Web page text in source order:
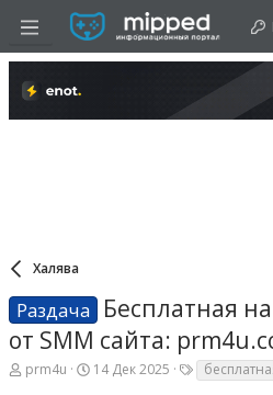
Халява
Раздача
Бесплатная
от SMM сайта:
А
prm4u
Д14 Дек 2025
Т
е